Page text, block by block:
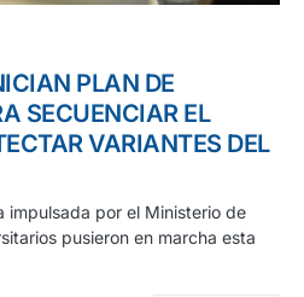
PLAN DE
SECUENCIAR EL
VARIANTES DEL
impulsada por el Ministerio de
pusieron en marcha esta